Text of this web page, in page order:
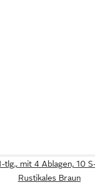
tlg., mit 4 Ablagen, 10
Rustikales Braun